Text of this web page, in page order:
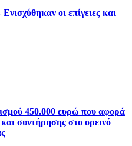
οι επίγειες και
450.000 ευρώ που αφορά
συντήρησης στο ορεινό